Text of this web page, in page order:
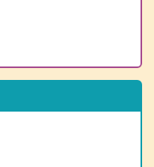
験合格者発表
載しました。
ます。
信（11/14 PM2:00～）